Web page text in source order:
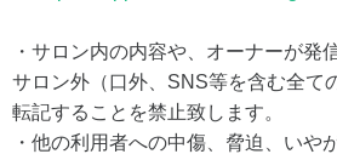
・サロン内の内容や、オーナーが発
サロン外（口外、SNS等を含む全て
転記することを禁止致します。
・他の利用者への中傷、脅迫、いや